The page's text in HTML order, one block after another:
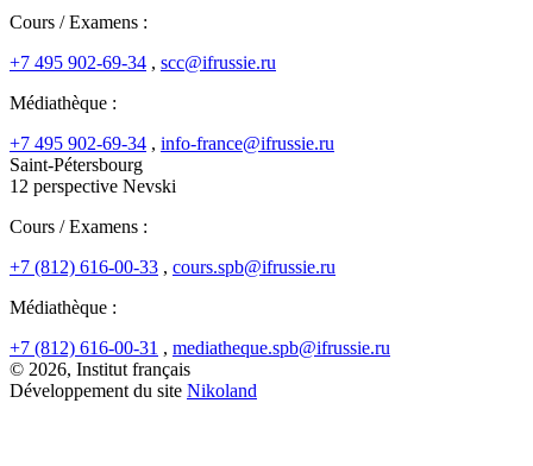
Cours / Examens :
+7 495 902-69-34 , scc@ifrussie.ru
Médiathèque :
+7 495 902-69-34 , info-france@ifrussie.ru
Saint-Pétersbourg
12 perspective Nevski
Cours / Examens :
+7 (812) 616-00-33 , cours.spb@ifrussie.ru
Médiathèque :
+7 (812) 616-00-31 , mediatheque.spb@ifrussie.ru
© 2026, Institut français
Développement du site Nikoland